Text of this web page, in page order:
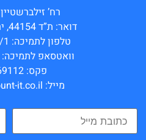
רח’ זילברשטיין 4,ירושלים
דואר: ת”ד 44154, ירושלים 91441
טלפון לתמיכה: 02-6567050/1
וואטסאפ לתמיכה: 0528401818
פקס: 02-6569112
מייל: info@account-it.co.il